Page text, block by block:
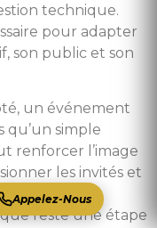
technique.
pour adapter
son public et son
un événement
simple
renforcer l’image
les invités et
le choix du
reste une étape
Appelez-Nous